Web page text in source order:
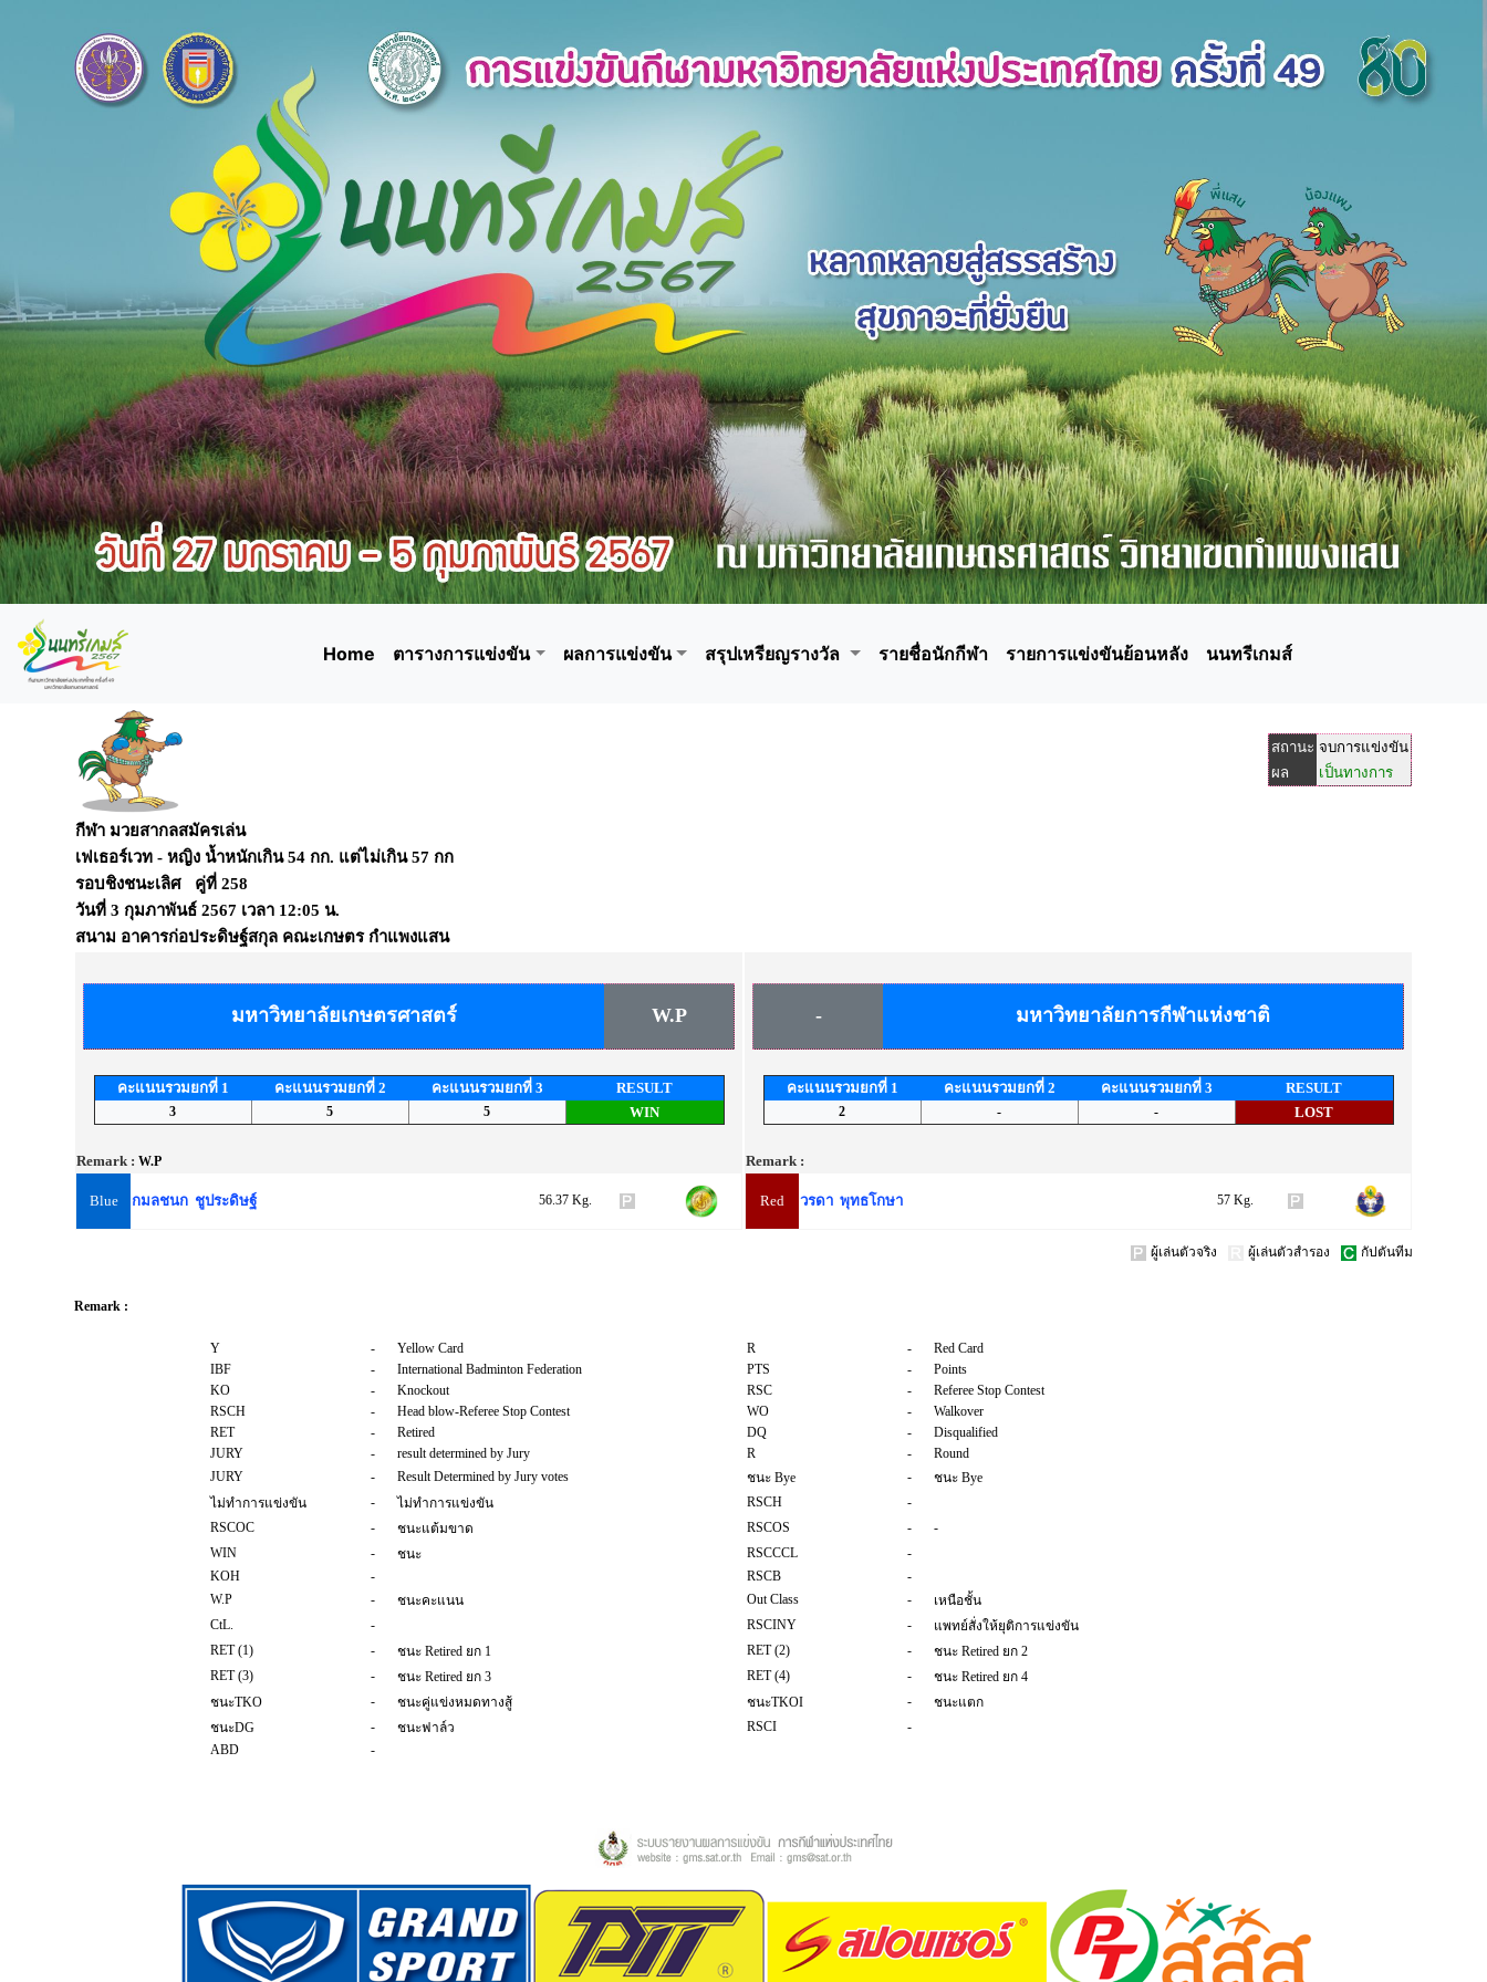
Home ตารางการแข่งขัน ผลการแข่งขัน สรุปเหรียญรางวัล รายชื่อนักกีฬา รายการแข่งขันย้อนหลัง นนทรีเกมส์
สถานะ จบการแข่งขัน
ผล
เป็นทางการ
กีฬา มวยสากลสมัครเล่น
เฟเธอร์เวท - หญิง น้ำหนักเกิน 54 กก. แต่ไม่เกิน 57 กก
รอบชิงชนะเลิศ คู่ที่ 258
วันที่ 3 กุมภาพันธ์ 2567 เวลา 12:05 น.
สนาม อาคารก่อประดิษฐ์สกุล คณะเกษตร กำแพงแสน
มหาวิทยาลัยเกษตรศาสตร์ W.P
คะแนนรวมยกที่ 1 คะแนนรวมยกที่ 2 คะแนนรวมยกที่ 3 RESULT
3 5 5 WIN
Remark : W.P
Blue กมลชนก ชูประดิษฐ์ 56.37 Kg.
- มหาวิทยาลัยการกีฬาแห่งชาติ
คะแนนรวมยกที่ 1 คะแนนรวมยกที่ 2 คะแนนรวมยกที่ 3 RESULT
2 - - LOST
Remark :
Red วรดา พุทธโกษา 57 Kg.
ผู้เล่นตัวจริง ผู้เล่นตัวสำรอง กัปตันทีม
Remark :
Y - Yellow Card R -
Red Card
IBF
- International Badminton Federation PTS -
Points
KO
- Knockout RSC -
Referee Stop Contest
RSCH
- Head blow-Referee Stop Contest WO -
Walkover
RET
- Retired DQ -
Disqualified
JURY
- result determined by Jury R -
Round
JURY
- Result Determined by Jury votes ชนะ Bye -
ชนะ Bye
ไม่ทำการแข่งขัน
- ไม่ทำการแข่งขัน RSCH
-
RSCOC
- ชนะแต้มขาด RSCOS -
-
WIN
- ชนะ RSCCCL
-
KOH
- RSCB
-
W.P
- ชนะคะแนน Out Class -
เหนือชั้น
CtL.
- RSCINY -
แพทย์สั่งให้ยุติการแข่งขัน
RET (1)
- ชนะ Retired ยก 1 RET (2) -
ชนะ Retired ยก 2
RET (3)
- ชนะ Retired ยก 3 RET (4) -
ชนะ Retired ยก 4
ชนะTKO
- ชนะคู่แข่งหมดทางสู้ ชนะTKOI -
ชนะแตก
ชนะDG
- ชนะฟาล์ว RSCI
-
ABD
-